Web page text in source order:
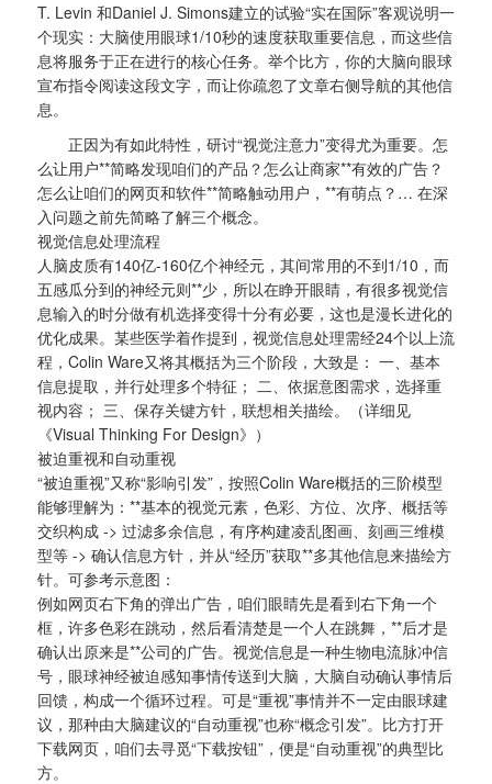
T. Levin 和Daniel J. Simons建立的试验“实在国际”客观说明一
个现实：大脑使用眼球1/10秒的速度获取重要信息，而这些信
息将服务于正在进行的核心任务。举个比方，你的大脑向眼球
宣布指令阅读这段文字，而让你疏忽了文章右侧导航的其他信
息。
正因为有如此特性，研讨“视觉注意力”变得尤为重要。怎
么让用户**简略发现咱们的产品？怎么让商家**有效的广告？
怎么让咱们的网页和软件**简略触动用户，**有萌点？… 在深
入问题之前先简略了解三个概念。
视觉信息处理流程
人脑皮质有140亿-160亿个神经元，其间常用的不到1/10，而
五感瓜分到的神经元则**少，所以在睁开眼睛，有很多视觉信
息输入的时分做有机选择变得十分有必要，这也是漫长进化的
优化成果。某些医学着作提到，视觉信息处理需经24个以上流
程，Colin Ware又将其概括为三个阶段，大致是： 一、基本
信息提取，并行处理多个特征； 二、依据意图需求，选择重
视内容； 三、保存关键方针，联想相关描绘。（详细见
《Visual Thinking For Design》）
被迫重视和自动重视
“被迫重视”又称“影响引发”，按照Colin Ware概括的三阶模型
能够理解为：**基本的视觉元素，色彩、方位、次序、概括等
交织构成 -> 过滤多余信息，有序构建凌乱图画、刻画三维模
型等 -> 确认信息方针，并从“经历”获取**多其他信息来描绘方
针。可参考示意图：
例如网页右下角的弹出广告，咱们眼睛先是看到右下角一个
框，许多色彩在跳动，然后看清楚是一个人在跳舞，**后才是
确认出原来是**公司的广告。视觉信息是一种生物电流脉冲信
号，眼球神经被迫感知事情传送到大脑，大脑自动确认事情后
回馈，构成一个循环过程。可是“重视”事情并不一定由眼球建
议，那种由大脑建议的“自动重视”也称“概念引发”。比方打开
下载网页，咱们去寻觅“下载按钮”，便是“自动重视”的典型比
方。